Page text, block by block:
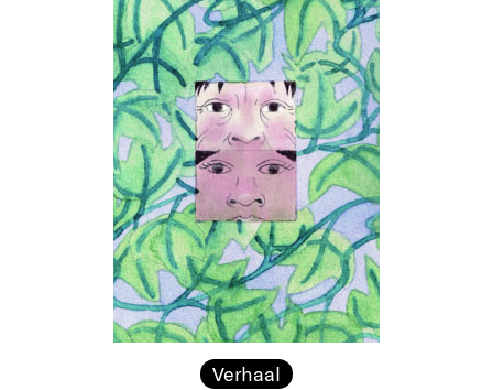
Verhaal